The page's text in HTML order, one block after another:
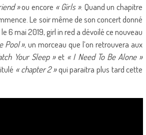
»ou encore « Girls ». Quand un chapitre
Le soir même de son concert donné
6 mai 2019, girl in red a dévoilé ce nouveau
Pool », un morceau que l’on retrouvera aux
Your Sleep »et « I Need To Be Alone »
« chapter 2 »qui paraitra plus tard cette